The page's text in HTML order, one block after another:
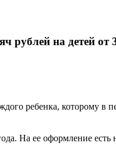
рублей на детей от
ребенка, которому в
На ее оформление